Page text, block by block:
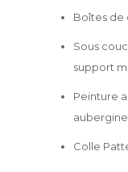
Boîtes de
Sous
support
Peinture
Colle